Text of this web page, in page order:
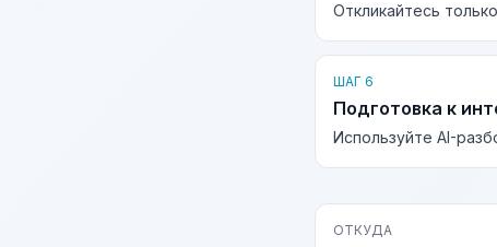
Откликайтесь
ШАГ 6
Подготовка к
Используйте AI-
ОТКУДА